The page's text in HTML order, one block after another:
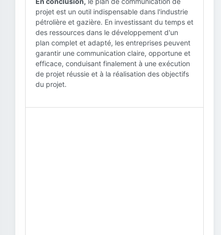
projet est un outil indispensable dans l'industrie
pétrolière et gazière. En investissant du temps et
des ressources dans le développement d'un
plan complet et adapté, les entreprises peuvent
garantir une communication claire, opportune et
efficace, conduisant finalement à une exécution
de projet réussie et à la réalisation des objectifs
du projet.